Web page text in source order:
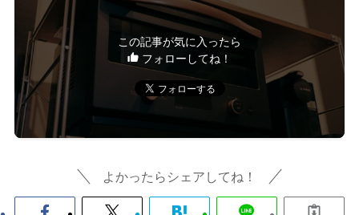
この記事が気に入ったら
フォローしてね！
よかったらシェアしてね！